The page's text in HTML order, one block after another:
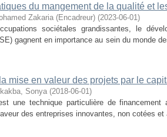
du mangement de la qualité et
Zakaria (Encadreur) (2023-06-01)
sociétales grandissantes, le
gagnent en importance au sein du monde
mise en valeur des projets par le
Sonya (2018-06-01)
une technique particulière de
des entreprises innovantes, non cotées